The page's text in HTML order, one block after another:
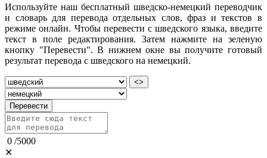
Используйте наш бесплатный шведско-немецкий переводчик
и словарь для перевода отдельных слов, фраз и текстов в
режиме онлайн. Чтобы перевести с шведского языка, введите
текст в поле редактирования. Затем нажмите на зеленую
кнопку "Перевести". В нижнем окне вы получите готовый
результат перевода с шведского на немецкий.
<>
Перевести
0 /5000
✕